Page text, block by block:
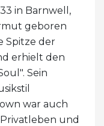
in Barnwell,
geboren
Spitze der
erhielt den
Sein
war auch
und